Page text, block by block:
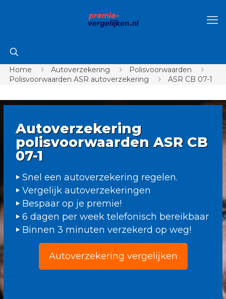
Home Autoverzekering
Polisvoorwaarden
Polisvoorwaarden ASR autoverzekering
ASR CB 07-1
Autoverzekering
polisvoorwaarden ASR CB
07-1
Snel een autoverzekering regelen.
Vergelijk autoverzekeringen
Bespaar op je premie!
6 dagen per week telefonisch bereikbaar
Binnen 3 minuten verzekerd op weg!
Autoverzekering vergelijken